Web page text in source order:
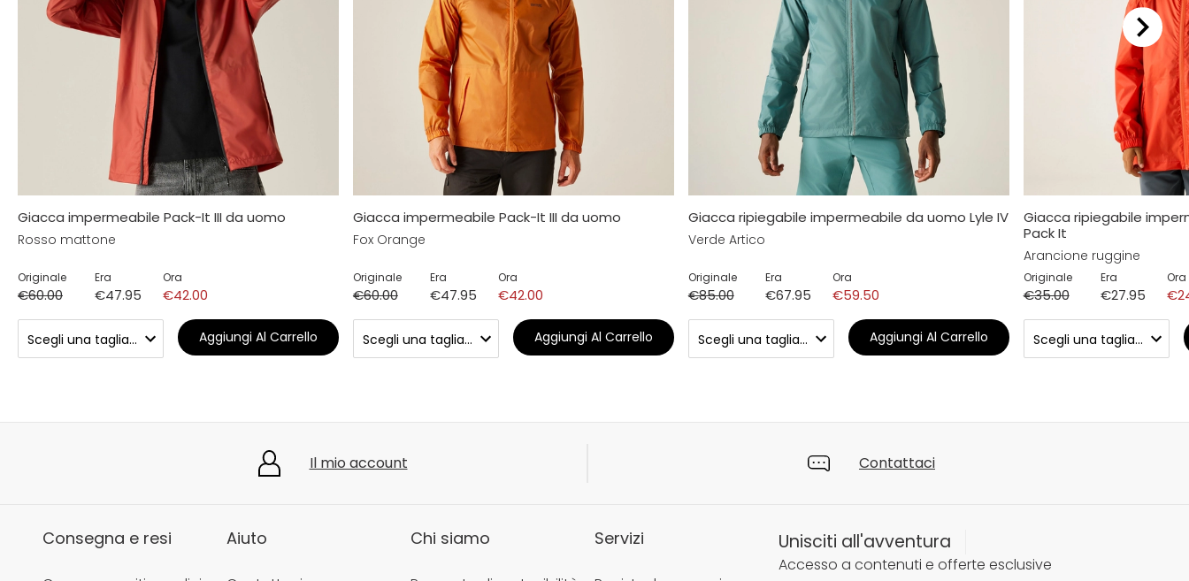
Giacca impermeabile Pack-It III da uomo
Rosso mattone
Originale
€60.00
Era
€47.95
Ora
€42.00
Aggiungi Al Carrello
Giacca impermeabile Pack-It III da uomo
Fox Orange
Originale
€60.00
Era
€47.95
Ora
€42.00
Aggiungi Al Carrello
Giacca ripiegabile impermeabile da uomo Lyle IV
Verde Artico
Originale
€85.00
Era
€67.95
Ora
€59.50
Aggiungi Al Carrello
Giacca ripiegabile
Pack It
Arancione ruggine
Originale
€35.00
Era
€27.95
Ora
Il mio account Contattaci
Consegna e resi Aiuto Chi siamo Servizi Unisciti all'avventura
Accesso a contenuti e offerte esclusive